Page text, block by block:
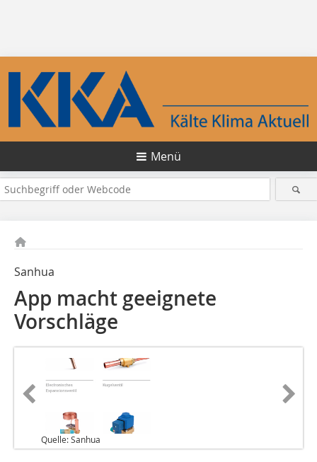
Menü
Sanhua
App macht geeignete
Vorschläge
Quelle: Sanhua